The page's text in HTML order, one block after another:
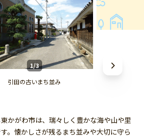
1/3
引田の古いまち並み
かがわ市は、瑞々しく豊かな海や山や里
。懐かしさが残るまち並みや大切に守ら